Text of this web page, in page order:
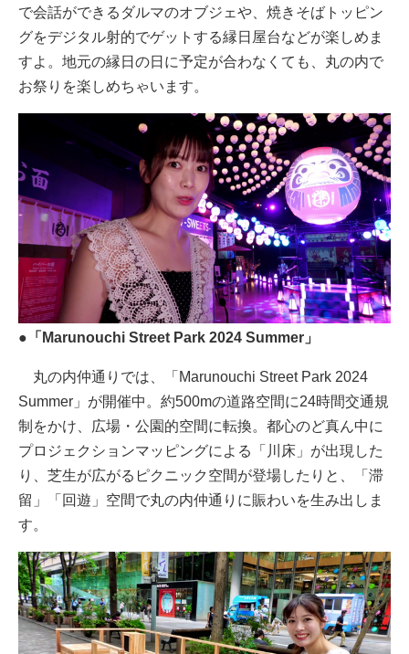
で会話ができるダルマのオブジェや、焼きそばトッピン
グをデジタル射的でゲットする縁日屋台などが楽しめま
すよ。地元の縁日の日に予定が合わなくても、丸の内で
お祭りを楽しめちゃいます。
●「Marunouchi Street Park 2024 Summer」
丸の内仲通りでは、「Marunouchi Street Park 2024
Summer」が開催中。約500mの道路空間に24時間交通規
制をかけ、広場・公園的空間に転換。都心のど真ん中に
プロジェクションマッピングによる「川床」が出現した
り、芝生が広がるピクニック空間が登場したりと、「滞
留」「回遊」空間で丸の内仲通りに賑わいを生み出しま
す。